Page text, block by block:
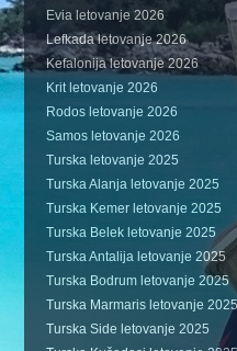
Evia letovanje 2026
Lefkada letovanje 2026
Kefalonija letovanje 2026
Krit letovanje 2026
Rodos letovanje 2026
Samos letovanje 2026
Turska letovanje 2025
Turska Alanja letovanje 2025
Turska Kemer letovanje 2025
Turska Belek letovanje 2025
Turska Antalija letovanje 2025
Turska Bodrum letovanje 2025
Turska Marmaris letovanje 2025
Turska Side letovanje 2025